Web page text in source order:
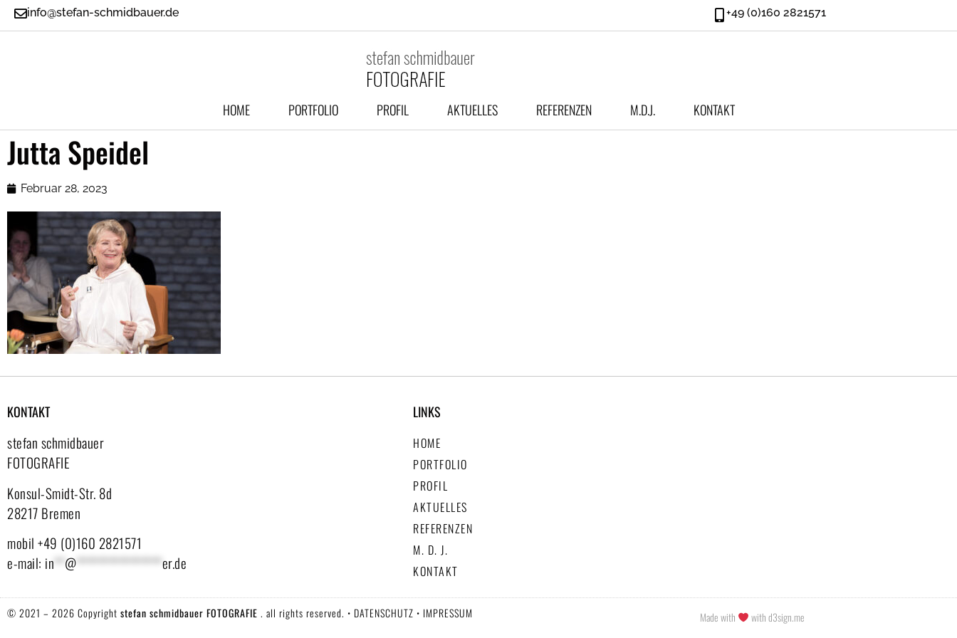
info@stefan-schmidbauer.de +49 (0)160 2821571
HOME PORTFOLIO PROFIL AKTUELLES REFERENZEN M.d.J. KONTAKT
Jutta Speidel
Februar 28, 2023
KONTAKT
stefan schmidbauer
FOTOGRAFIE
Konsul-Smidt-Str. 8d
28217 Bremen
mobil +49 (0)160 2821571
e-mail: in**@****************er.de
LINKS
HOME
PORTFOLIO
PROFIL
AKTUELLES
REFERENZEN
M. D. J.
KONTAKT
© 2021 – 2026 Copyright stefan schmidbauer FOTOGRAFIE . all rights reserved. • DATENSCHUTZ • IMPRESSUM Made with with d3sign.me